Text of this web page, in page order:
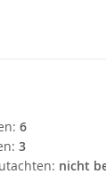
6
3
nicht